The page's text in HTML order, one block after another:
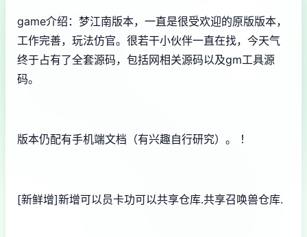
game介绍：梦江南版本，一直是很受欢迎的原版版本，
工作完善，玩法仿官。很若干小伙伴一直在找，今天气
终于占有了全套源码，包括网相关源码以及gm工具源
码。
版本仍配有手机端文档（有兴趣自行研究）。 ！
[新鲜增]新增可以员卡功可以共享仓库.共享召唤兽仓库.